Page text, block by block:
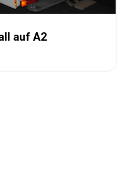
auf A2